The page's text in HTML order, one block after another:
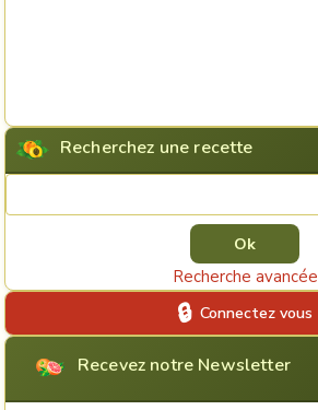
Recherchez une recette
Recherche avancée
Connectez vous
Recevez notre Newsletter